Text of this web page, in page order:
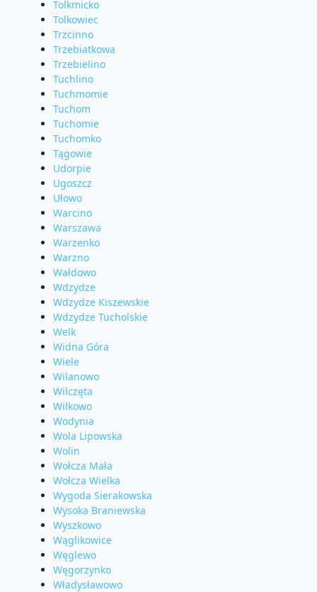
Tolkmicko
Tolkowiec
Trzcinno
Trzebiatkowa
Trzebielino
Tuchlino
Tuchmomie
Tuchom
Tuchomie
Tuchomko
Tągowie
Udorpie
Ugoszcz
Ułowo
Warcino
Warszawa
Warzenko
Warzno
Wałdowo
Wdzydze
Wdzydze Kiszewskie
Wdzydze Tucholskie
Welk
Widna Góra
Wiele
Wilanowo
Wilczęta
Wilkowo
Wodynia
Wola Lipowska
Wolin
Wołcza Mała
Wołcza Wielka
Wygoda Sierakowska
Wysoka Braniewska
Wyszkowo
Wąglikowice
Węglewo
Węgorzynko
Władysławowo